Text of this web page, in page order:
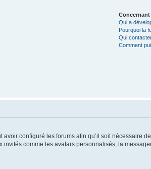
Qui a
Pourquoi la
Qui
Comment
configuré les forums afin qu’il soit nécessaire
comme les avatars personnalisés, la